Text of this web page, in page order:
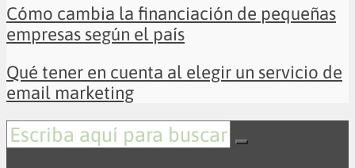
Cómo cambia la financiación de pequeñas
empresas según el país
Qué tener en cuenta al elegir un servicio de
email marketing